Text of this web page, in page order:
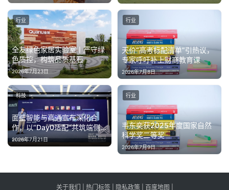
全友绿色家居实验室丨严守绿
色质控，构筑品质基石
2026年7月23日
行业
天价“高考标配清单”引热议，
专家呼吁补上财商教育课
2026年7月8日
行业
面壁智能与高通宣布深化合
作，以“Day0适配”共筑端侧AI
新基建
2026年7月21日
科技
韦东奕获2025年度国家自然
科学奖二等奖
2026年7月9日
行业
关于我们 热门标签 隐私政策 百度地图